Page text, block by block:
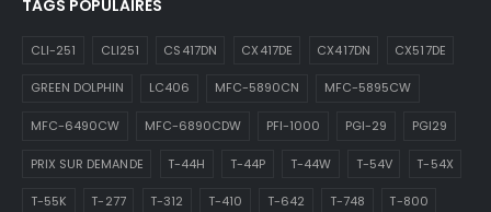
TAGS POPULAIRES
CLI-251 CLI251 CS417DN CX417DE CX417DN CX517DE
GREEN DOLPHIN LC406 MFC-5890CN MFC-5895CW
MFC-6490CW MFC-6890CDW PFI-1000 PGI-29 PGI29
PRIX SUR DEMANDE T-44H T-44P T-44W T-54V T-54X
T-55K T-277 T-312 T-410 T-642 T-748 T-800